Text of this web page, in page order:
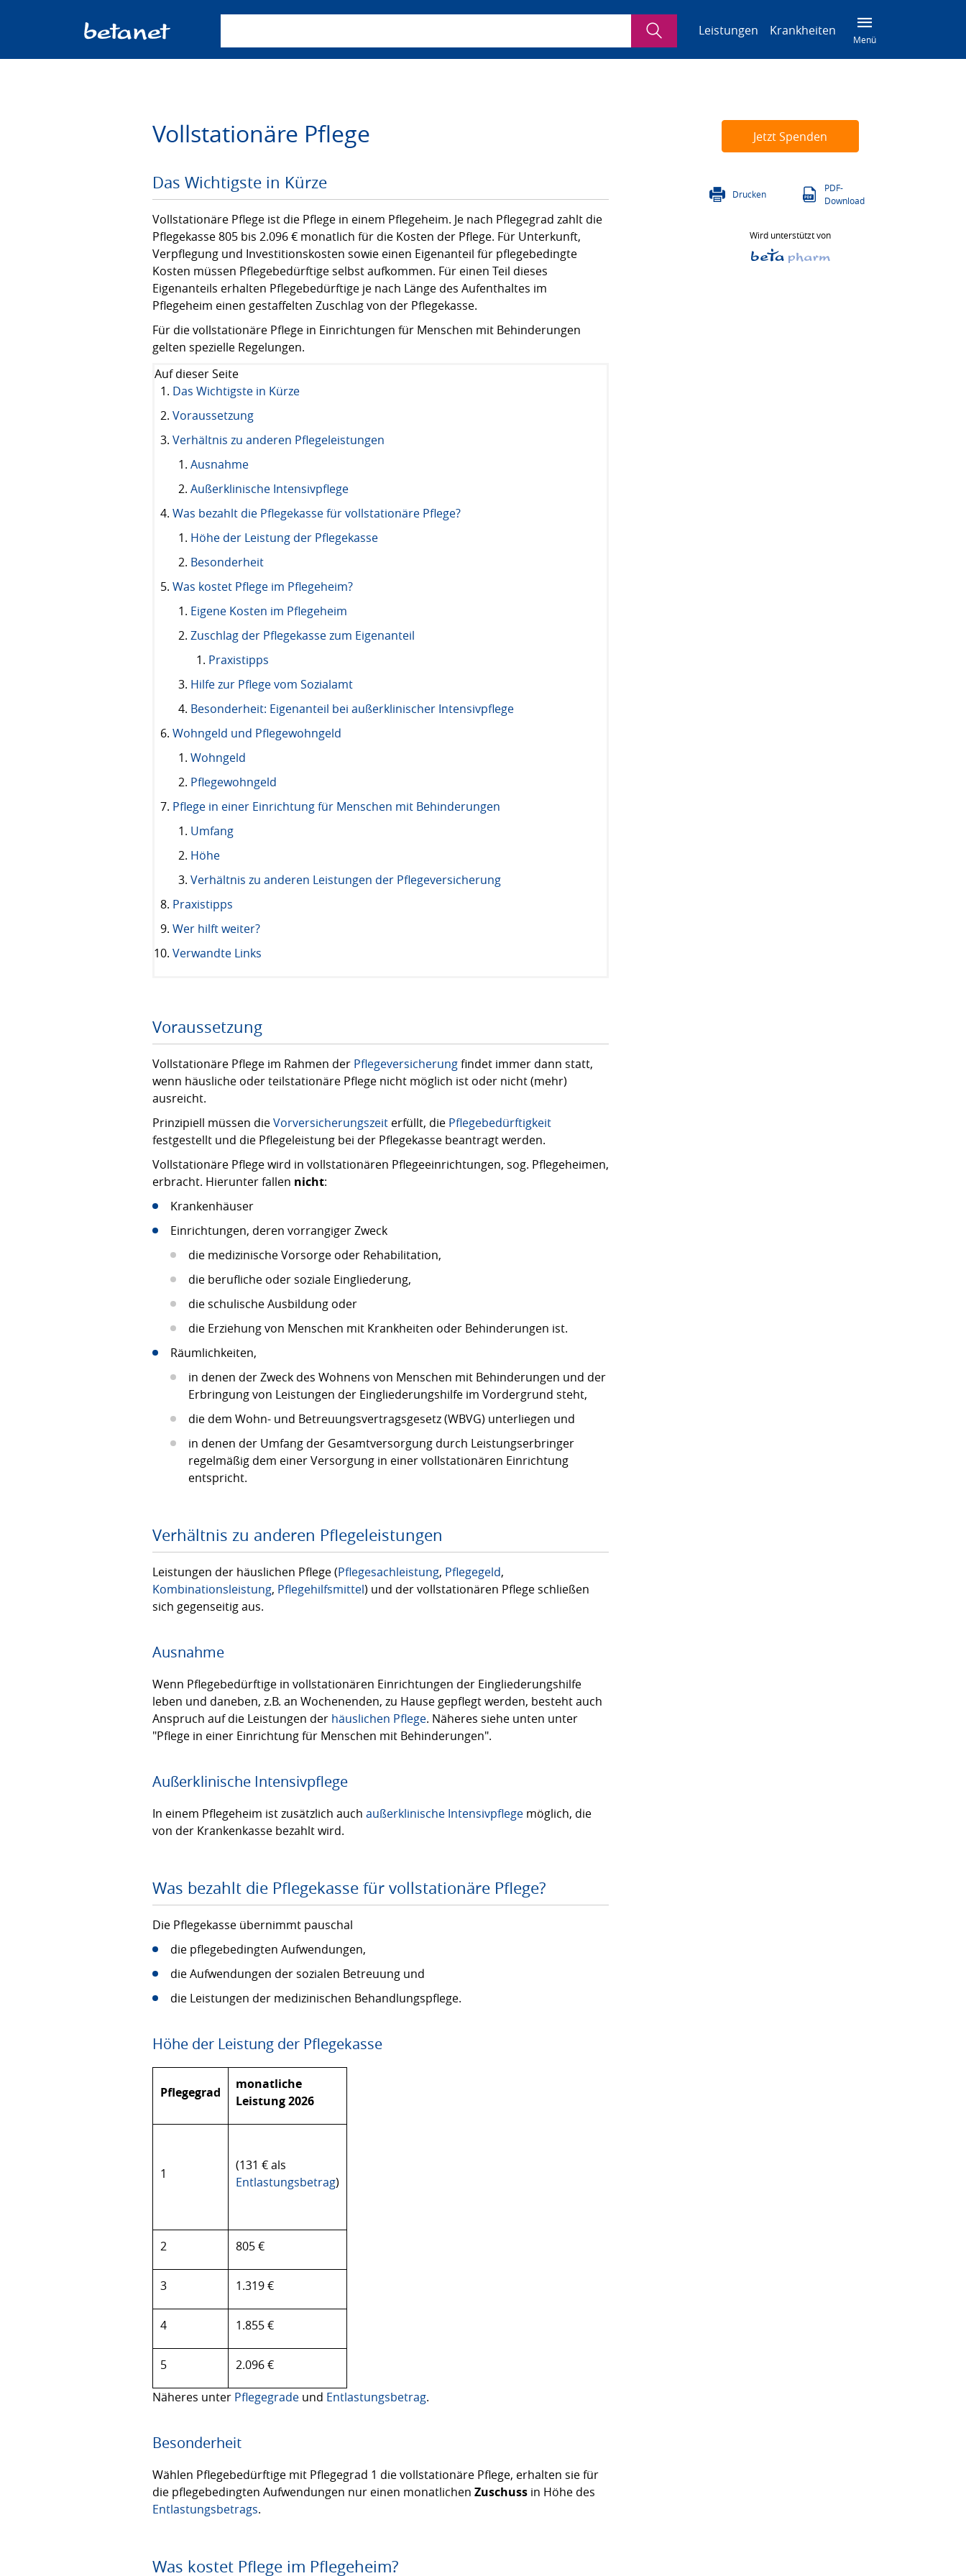
SucheLeistungen Krankheiten
Menü
Vollstationäre Pflege
Das Wichtigste in Kürze
Vollstationäre Pflege ist die Pflege in einem Pflegeheim. Je nach Pflegegrad zahlt die
Pflegekasse 805 bis 2.096 € monatlich für die Kosten der Pflege. Für Unterkunft,
Verpflegung und Investitionskosten sowie einen Eigenanteil für pflegebedingte
Kosten müssen Pflegebedürftige selbst aufkommen. Für einen Teil dieses
Eigenanteils erhalten Pflegebedürftige je nach Länge des Aufenthaltes im
Pflegeheim einen gestaffelten Zuschlag von der Pflegekasse.
Für die vollstationäre Pflege in Einrichtungen für Menschen mit Behinderungen
gelten spezielle Regelungen.
Auf dieser Seite
Das Wichtigste in Kürze
Voraussetzung
Verhältnis zu anderen Pflegeleistungen
Ausnahme
Außerklinische Intensivpflege
Was bezahlt die Pflegekasse für vollstationäre Pflege?
Höhe der Leistung der Pflegekasse
Besonderheit
Was kostet Pflege im Pflegeheim?
Eigene Kosten im Pflegeheim
Zuschlag der Pflegekasse zum Eigenanteil
Praxistipps
Hilfe zur Pflege vom Sozialamt
Besonderheit: Eigenanteil bei außerklinischer Intensivpflege
Wohngeld und Pflegewohngeld
Wohngeld
Pflegewohngeld
Pflege in einer Einrichtung für Menschen mit Behinderungen
Umfang
Höhe
Verhältnis zu anderen Leistungen der Pflegeversicherung
Praxistipps
Wer hilft weiter?
Verwandte Links
Voraussetzung
Vollstationäre Pflege im Rahmen der Pflegeversicherungfindet immer dann statt,
wenn häusliche oder teilstationäre Pflege nicht möglich ist oder nicht (mehr)
ausreicht.
Prinzipiell müssen dieVorversicherungszeit erfüllt, die Pflegebedürftigkeit
festgestellt und die Pflegeleistung bei der Pflegekasse beantragt werden.
Vollstationäre Pflege wird in vollstationären Pflegeeinrichtungen, sog. Pflegeheimen,
erbracht. Hierunter fallen nicht:
Krankenhäuser
Einrichtungen, deren vorrangiger Zweck
die medizinische Vorsorge oder Rehabilitation,
die berufliche oder soziale Eingliederung,
die schulische Ausbildung oder
die Erziehung von Menschen mit Krankheiten oder Behinderungen ist.
Räumlichkeiten,
in denen der Zweck des Wohnens von Menschen mit Behinderungen und der
Erbringung von Leistungen der Eingliederungshilfe im Vordergrund steht,
die dem Wohn- und Betreuungsvertragsgesetz (WBVG) unterliegen und
in denen der Umfang der Gesamtversorgung durch Leistungserbringer
regelmäßig dem einer Versorgung in einer vollstationären Einrichtung
entspricht.
Verhältnis zu anderen Pflegeleistungen
Leistungen der häuslichen Pflege (Pflegesachleistung, Pflegegeld,
Kombinationsleistung, Pflegehilfsmittel) und der vollstationären Pflege schließen
sich gegenseitig aus.
Ausnahme
Wenn Pflegebedürftige in vollstationären Einrichtungen der Eingliederungshilfe
leben und daneben, z.B. an Wochenenden, zu Hause gepflegt werden, besteht auch
Anspruch auf die Leistungen der häuslichen Pflege. Näheres siehe unten unter
"Pflege in einer Einrichtung für Menschen mit Behinderungen".
Außerklinische Intensivpflege
In einem Pflegeheim ist zusätzlich auch außerklinische Intensivpflege möglich, die
von der Krankenkasse bezahlt wird.
Was bezahlt die Pflegekasse für vollstationäre Pflege?
Die Pflegekasse übernimmt pauschal
die pflegebedingten Aufwendungen,
die Aufwendungen der sozialen Betreuung und
die Leistungen der medizinischen Behandlungspflege.
Höhe der Leistung der Pflegekasse
Pflegegrad
monatliche
Leistung 2026
1
(131 € als
Entlastungsbetrag)
2 805 €
3 1.319 €
4 1.855 €
5 2.096 €
Näheres unter Pflegegrade und Entlastungsbetrag.
Besonderheit
Wählen Pflegebedürftige mit Pflegegrad 1 die vollstationäre Pflege, erhalten sie für
die pflegebedingten Aufwendungen nur einen monatlichen Zuschuss in Höhe des
Entlastungsbetrags.
Was kostet Pflege im Pflegeheim?
Jetzt Spenden
Drucken
PDF-
Download
Wird unterstützt von